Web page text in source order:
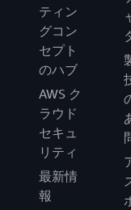
ティン
グコン
セプト
のハブ
AWS ク
ラウド
セキュ
リティ
最新情
報